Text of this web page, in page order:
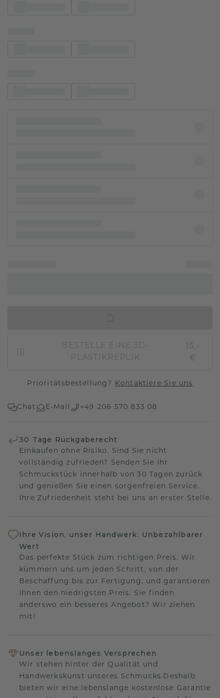
BESTELLE EINE 3D-
PLASTIKREPLIK
15,-
€
Prioritätsbestellung? Kontaktiere Sie uns
Chat E-Mail +49 206 570 833 08
30 Tage Rückgaberecht
Einkaufen ohne Risiko. Sind Sie nicht
vollständig zufrieden? Senden Sie Ihr
Schmuckstück innerhalb von 30 Tagen zurück
und genießen Sie einen sorgenfreien Service.
Ihre Zufriedenheit steht bei uns an erster Stelle.
Ihre Vision, unser Handwerk: Unbezahlbarer
Wert
Das perfekte Stück zum richtigen Preis. Wir
kümmern uns um jeden Schritt, von der
Beschaffung bis zur Fertigung, und garantieren
Ihnen den niedrigsten Preis. Sie finden
anderswo ein besseres Angebot? Wir ziehen
mit!
Unser lebenslanges Versprechen
Wir stehen hinter der Qualität und
Handwerkskunst unseres Schmucks.Deshalb
bieten wir eine lebenslange kostenlose Garantie